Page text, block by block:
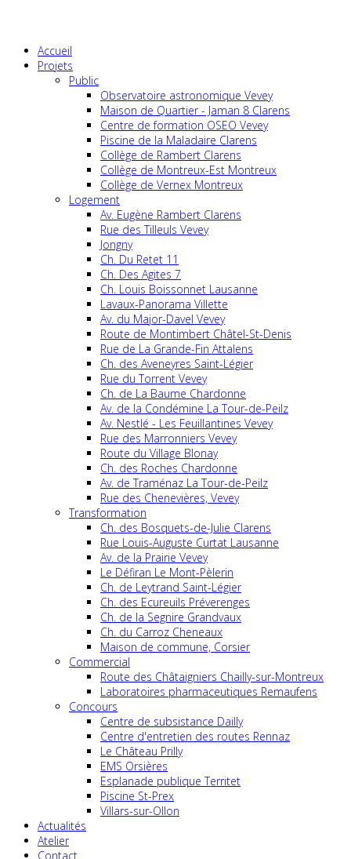
Accueil
Projets
Public
Observatoire astronomique Vevey
Maison de Quartier - Jaman 8 Clarens
Centre de formation OSEO Vevey
Piscine de la Maladaire Clarens
Collège de Rambert Clarens
Collège de Montreux-Est Montreux
Collège de Vernex Montreux
Logement
Av. Eugène Rambert Clarens
Rue des Tilleuls Vevey
Jongny
Ch. Du Retet 11
Ch. Des Agites 7
Ch. Louis Boissonnet Lausanne
Lavaux-Panorama Villette
Av. du Major-Davel Vevey
Route de Montimbert Châtel-St-Denis
Rue de La Grande-Fin Attalens
Ch. des Aveneyres Saint-Légier
Rue du Torrent Vevey
Ch. de La Baume Chardonne
Av. de la Condémine La Tour-de-Peilz
Av. Nestlé - Les Feuillantines Vevey
Rue des Marronniers Vevey
Route du Village Blonay
Ch. des Roches Chardonne
Av. de Traménaz La Tour-de-Peilz
Rue des Chenevières, Vevey
Transformation
Ch. des Bosquets-de-Julie Clarens
Rue Louis-Auguste Curtat Lausanne
Av. de la Prairie Vevey
Le Défiran Le Mont-Pèlerin
Ch. de Leytrand Saint-Légier
Ch. des Ecureuils Préverenges
Ch. de la Segnire Grandvaux
Ch. du Carroz Cheneaux
Maison de commune, Corsier
Commercial
Route des Châtaigniers Chailly-sur-Montreux
Laboratoires pharmaceutiques Remaufens
Concours
Centre de subsistance Dailly
Centre d'entretien des routes Rennaz
Le Château Prilly
EMS Orsières
Esplanade publique Territet
Piscine St-Prex
Villars-sur-Ollon
Actualités
Atelier
Contact